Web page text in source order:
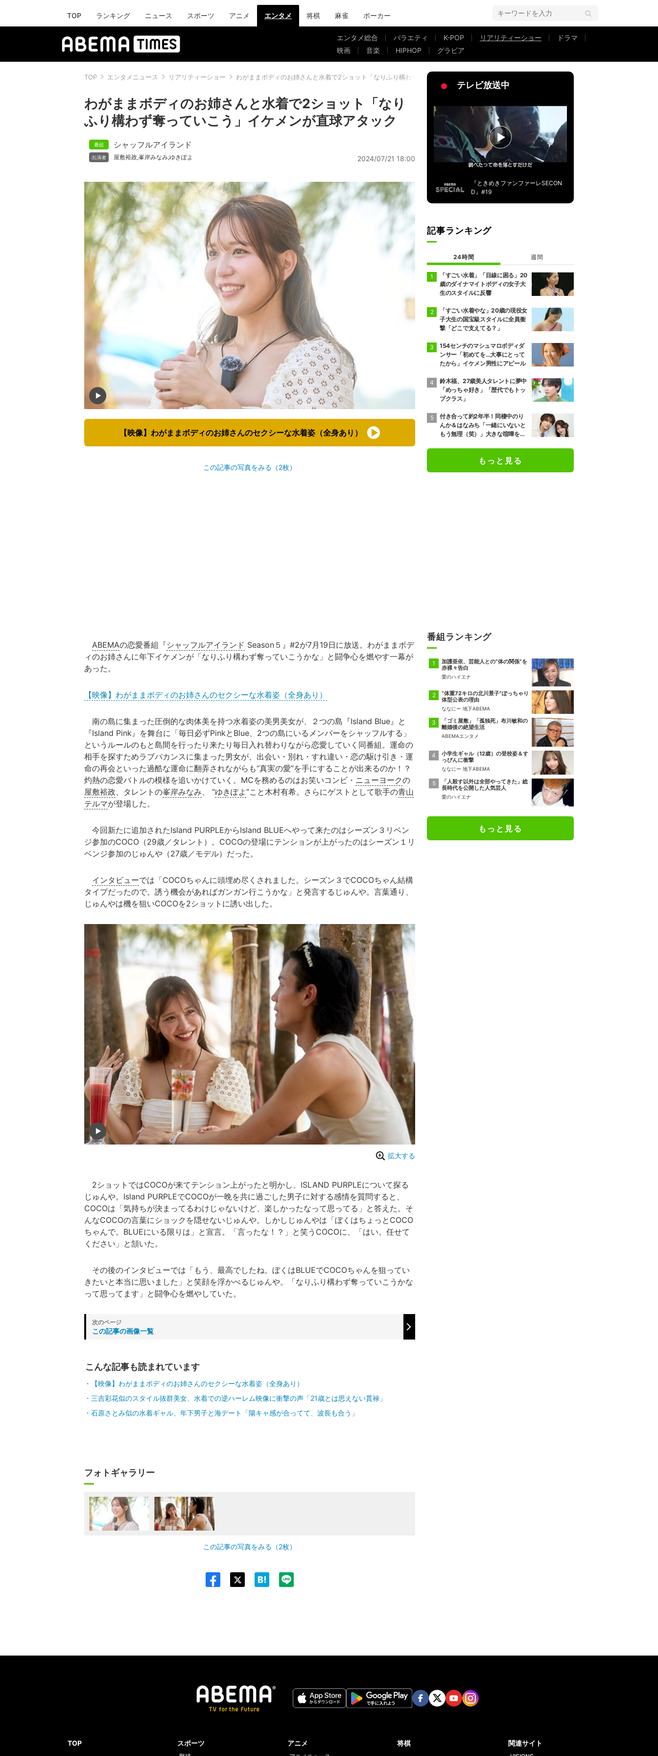
TOP ランキング ニュース スポーツ アニメ エンタメ 将棋 麻雀 ポーカー
エンタメ総合 バラエティ K-POP リアリティーショー
ドラマ
映画
音楽 HIPHOP グラビア
TOP エンタメニュース リアリティーショー わがままボディのお姉さんと水着で2ショット「なりふり構わず奪っていこう」イケメンが直球アタック
わがままボディのお姉さんと水着で2ショット「なり
ふり構わず奪っていこう」イケメンが直球アタック
シャッフルアイランド
屋敷裕政,峯岸みなみ,ゆきぽよ 2024/07/21 18:00
【映像】わがままボディのお姉さんのセクシーな水着姿（全身あり）
この記事の写真をみる（2枚）
ABEMAの恋愛番組『シャッフルアイランド Season５』#2が7月19日に放送。わがままボデ
ィのお姉さんに年下イケメンが「なりふり構わず奪っていこうかな」と闘争心を燃やす一幕が
あった。
【映像】わがままボディのお姉さんのセクシーな水着姿（全身あり）
南の島に集まった圧倒的な肉体美を持つ水着姿の美男美女が、２つの島『Island Blue』と
『Island Pink』を舞台に「毎日必ずPinkとBlue、2つの島にいるメンバーをシャッフルする」
というルールのもと島間を行ったり来たり毎日入れ替わりながら恋愛していく同番組。運命の
相手を探すためラブバカンスに集まった男女が、出会い・別れ・すれ違い・恋の駆け引き・運
命の再会といった過酷な運命に翻弄されながらも“真実の愛”を手にすることが出来るのか！？
灼熱の恋愛バトルの模様を追いかけていく。MCを務めるのはお笑いコンビ・ ニューヨークの
屋敷裕政、タレントの峯岸みなみ、 “ゆきぽよ”こと木村有希。さらにゲストとして歌手の青山
テルマが登場した。
今回新たに追加されたIsland PURPLEからIsland BLUEへやって来たのはシーズン３リベン
ジ参加のCOCO（29歳／タレント）。COCOの登場にテンションが上がったのはシーズン１リ
ベンジ参加のじゅんや（27歳／モデル）だった。
インタビューでは「COCOちゃんに頭埋め尽くされました。シーズン３でCOCOちゃん結構
タイプだったので。誘う機会があればガンガン行こうかな」と発言するじゅんや。言葉通り、
じゅんやは機を狙いCOCOを2ショットに誘い出した。
拡大する
2ショットではCOCOが来てテンション上がったと明かし、ISLAND PURPLEについて探る
じゅんや。Island PURPLEでCOCOが一晩を共に過ごした男子に対する感情を質問すると、
COCOは「気持ちが決まってるわけじゃないけど、楽しかったなって思ってる」と答えた。そ
んなCOCOの言葉にショックを隠せないじゅんや。しかしじゅんやは「ぼくはちょっとCOCO
ちゃんで。BLUEにいる限りは」と宣言。「言ったな！？」と笑うCOCOに、「はい。任せて
ください」と頷いた。
その後のインタビューでは「もう、最高でしたね。ぼくはBLUEでCOCOちゃんを狙ってい
きたいと本当に思いました」と笑顔を浮かべるじゅんや。「なりふり構わず奪っていこうかな
って思ってます」と闘争心を燃やしていた。
この記事の画像一覧
こんな記事も読まれています
【映像】わがままボディのお姉さんのセクシーな水着姿（全身あり）
三吉彩花似のスタイル抜群美女、水着での逆ハーレム映像に衝撃の声「21歳とは思えない貫禄」
石原さとみ似の水着ギャル、年下男子と海デート「陽キャ感が合ってて、波長も合う」
フォトギャラリー
この記事の写真をみる（2枚）
テレビ放送中
『ときめきファンファーレSECON
D』#19
記事ランキング
24時間 週間
「すごい水着」「目線に困る」20
歳のダイナマイトボディの女子大
生のスタイルに反響
「すごい水着やな」20歳の現役女
子大生の国宝級スタイルに全員衝
撃「どこで支えてる？」
154センチのマシュマロボディダ
ンサー「初めてを…大事にとって
たから」イケメン男性にアピール
鈴木福、27歳美人タレントに夢中
「めっちゃ好き」「歴代でもトッ
プクラス」
付き合って約2年半！同棲中のり
んか＆はなみち「一緒にいないと
もう無理（笑）」大きな喧嘩を経
もっと見る
番組ランキング
加護亜依、芸能人との“体の関係”を
赤裸々告白
愛のハイエナ
“体重72キロの北川景子”ぽっちゃり
体型公表の理由
ななにー 地下ABEMA
「ゴミ屋敷」「孤独死」布川敏和の
離婚後の絶望生活
ABEMAエンタメ
小学生ギャル（12歳）の登校姿＆す
っぴんに衝撃
ななにー 地下ABEMA
「人殺す以外は全部やってきた」総
長時代を公開した人気芸人
愛のハイエナ
もっと見る
TOP
スポーツ アニメ 将棋 関連サイト